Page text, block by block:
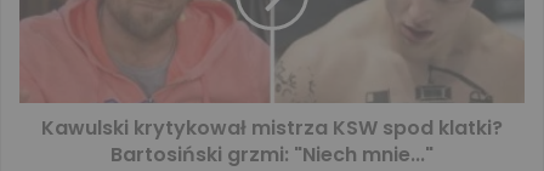
Kawulski krytykował mistrza KSW spod klatki?
Bartosiński grzmi: "Niech mnie..."